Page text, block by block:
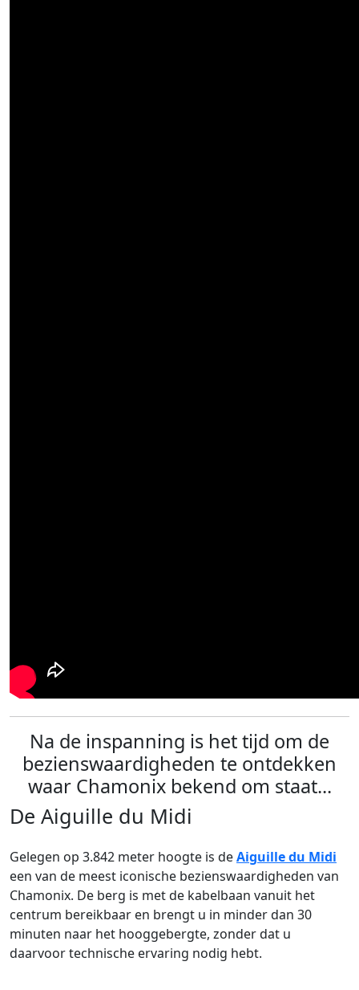
Na de inspanning is het tijd om de
bezienswaardigheden te ontdekken
waar Chamonix bekend om staat...
De Aiguille du Midi
Gelegen op 3.842 meter hoogte is deAiguille du Midi
een van de meest iconische bezienswaardigheden van
Chamonix. De berg is met de kabelbaan vanuit het
centrum bereikbaar en brengt u in minder dan 30
minuten naar het hooggebergte, zonder dat u
daarvoor technische ervaring nodig hebt.